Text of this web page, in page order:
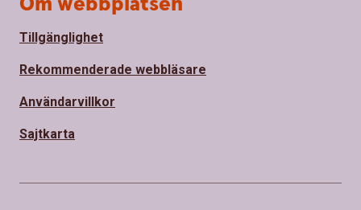
Tillgänglighet
Rekommenderade webbläsare
Användarvillkor
Sajtkarta